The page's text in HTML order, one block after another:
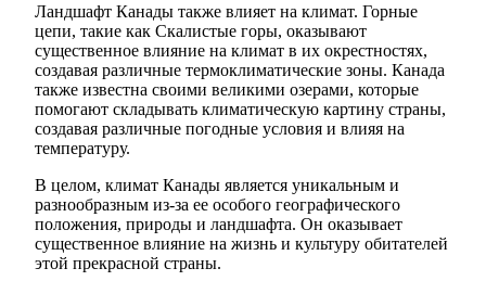
Ландшафт Канады также влияет на климат. Горные
цепи, такие как Скалистые горы, оказывают
существенное влияние на климат в их окрестностях,
создавая различные термоклиматические зоны. Канада
также известна своими великими озерами, которые
помогают складывать климатическую картину страны,
создавая различные погодные условия и влияя на
температуру.
В целом, климат Канады является уникальным и
разнообразным из-за ее особого географического
положения, природы и ландшафта. Он оказывает
существенное влияние на жизнь и культуру обитателей
этой прекрасной страны.